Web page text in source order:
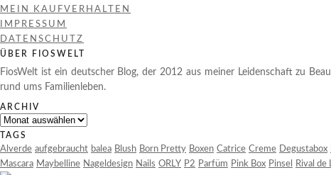
MEIN KAUFVERHALTEN
IMPRESSUM
DATENSCHUTZ
ÜBER FIOSWELT
FiosWelt ist ein deutscher Blog, der 2012 aus meiner Leidenschaft zu
rund ums Familienleben.
ARCHIV
Archiv
TAGS
Alverde aufgebraucht balea Blush Born Pretty Boxen Catrice Creme Degustabox
Mascara Maybelline Nageldesign Nails ORLY P2 Parfüm Pink Box Pinsel Rival de